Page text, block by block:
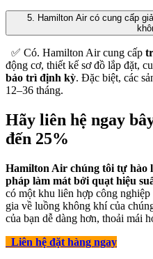
5. Hamilton Air có cung cấp
✅ Có. Hamilton Air cung cấp
động cơ, thiết kế sơ đồ lắp đặt,
bảo trì định kỳ. Đặc biệt, các
12–36 tháng.
Hãy liên hệ ngay
đến 25%
Hamilton Air chúng tôi tự hào
pháp làm mát bởi quạt hiệu
có một khu liên hợp công
gia về luồng không khí của
của bạn dễ dàng hơn, thoải mái
Liên hệ đặt hàng ​​ngay